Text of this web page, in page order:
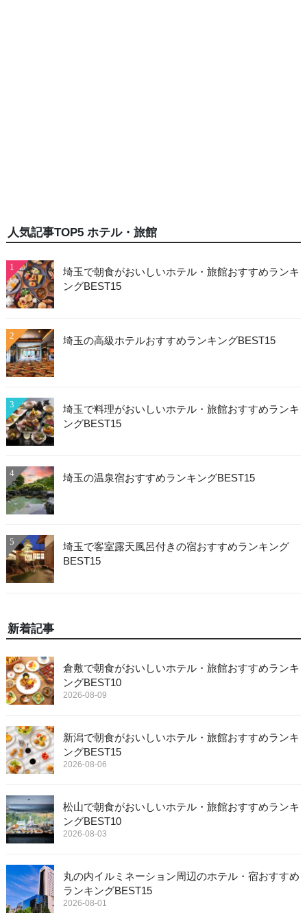
人気記事TOP5 ホテル・旅館
1
埼玉で朝食がおいしいホテル・旅館おすすめランキ
ングBEST15
2 埼玉の高級ホテルおすすめランキングBEST15
3
埼玉で料理がおいしいホテル・旅館おすすめランキ
ングBEST15
4 埼玉の温泉宿おすすめランキングBEST15
5
埼玉で客室露天風呂付きの宿おすすめランキング
BEST15
新着記事
倉敷で朝食がおいしいホテル・旅館おすすめランキ
ングBEST10
2026-08-09
新潟で朝食がおいしいホテル・旅館おすすめランキ
ングBEST15
2026-08-06
松山で朝食がおいしいホテル・旅館おすすめランキ
ングBEST10
2026-08-03
丸の内イルミネーション周辺のホテル・宿おすすめ
ランキングBEST15
2026-08-01